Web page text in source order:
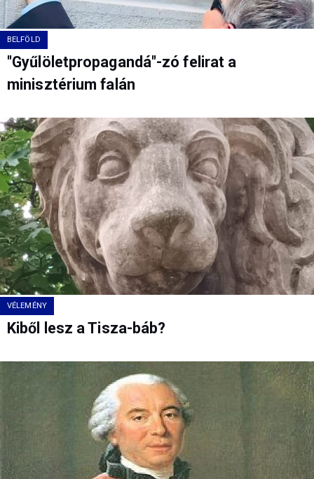
BELFÖLD
"Gyűlöletpropagandá"-zó felirat a
minisztérium falán
VÉLEMÉNY
Kiből lesz a Tisza-báb?